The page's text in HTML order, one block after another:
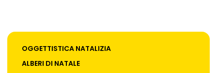
OGGETTISTICA NATALIZIA
ALBERI DI NATALE